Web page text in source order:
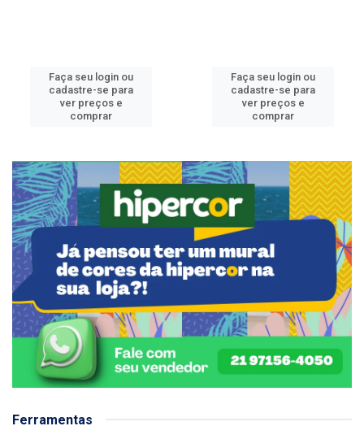
Faça seu login ou
cadastre-se para
ver preços e
comprar
Faça seu login ou
cadastre-se para
ver preços e
comprar
Ferramentas